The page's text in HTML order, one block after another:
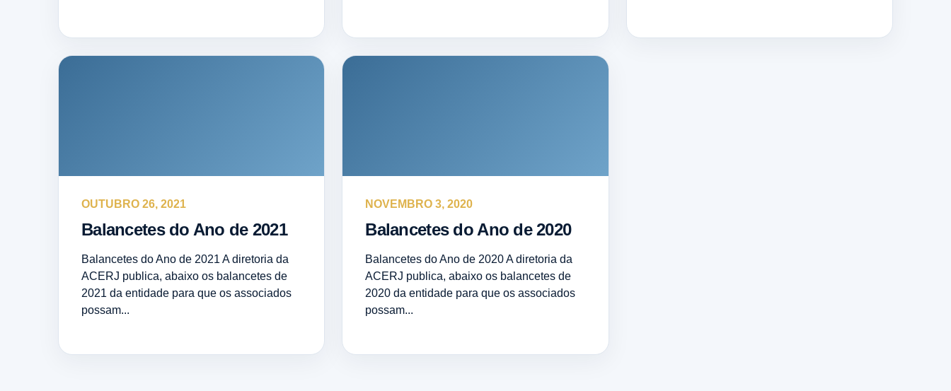
OUTUBRO 26, 2021
Balancetes do Ano de 2021
Balancetes do Ano de 2021 A diretoria da
ACERJ publica, abaixo os balancetes de
2021 da entidade para que os associados
possam...
NOVEMBRO 3, 2020
Balancetes do Ano de 2020
Balancetes do Ano de 2020 A diretoria da
ACERJ publica, abaixo os balancetes de
2020 da entidade para que os associados
possam...